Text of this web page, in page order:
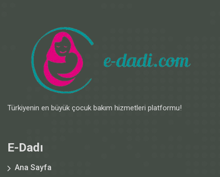
Türkiyenin en büyük çocuk bakım hizmetleri platformu!
E-Dadı
Ana Sayfa